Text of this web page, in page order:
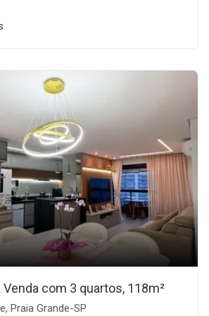
com 3 quartos, 118m²
Praia Grande-SP